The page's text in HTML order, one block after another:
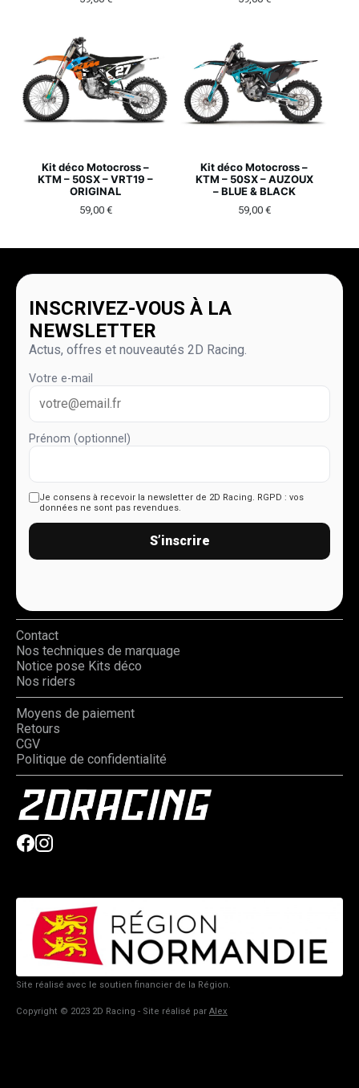
Kit déco Motocross –
KTM – 50SX – VRT19 –
ORIGINAL
59,00 €
Kit déco Motocross –
KTM – 50SX – AUZOUX
– BLUE & BLACK
59,00 €
INSCRIVEZ-VOUS À LA
NEWSLETTER
Actus, offres et nouveautés 2D Racing.
Votre e-mail
Prénom (optionnel)
Je consens à recevoir la newsletter de 2D Racing. RGPD : vos
données ne sont pas revendues.
S’inscrire
Contact
Nos techniques de marquage
Notice pose Kits déco
Nos riders
Moyens de paiement
Retours
CGV
Politique de confidentialité
Site réalisé avec le soutien financier de la Région.
Copyright © 2023 2D Racing - Site réalisé par Alex